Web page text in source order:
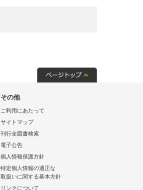
その他
ご利用にあたって
サイトマップ
刊行全図書検索
電子公告
個人情報保護方針
特定個人情報の適正な
取扱いに関する基本方針
リンクについて